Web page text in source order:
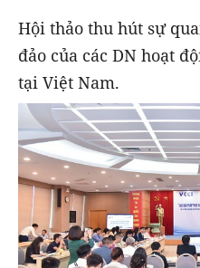
Hội thảo thu hút sự
đảo của các DN hoạt
tại Việt Nam.